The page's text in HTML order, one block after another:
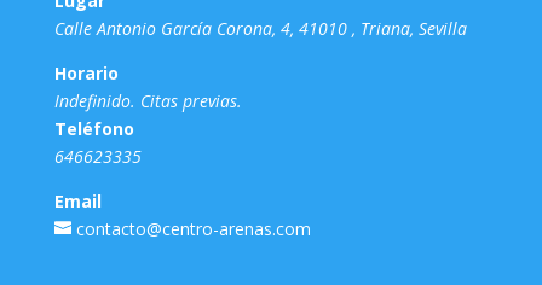
Calle Antonio García Corona, 4, 41010 , Triana, Sevilla
Horario
Indefinido. Citas previas.
Teléfono
646623335
Email
contacto@centro-arenas.com